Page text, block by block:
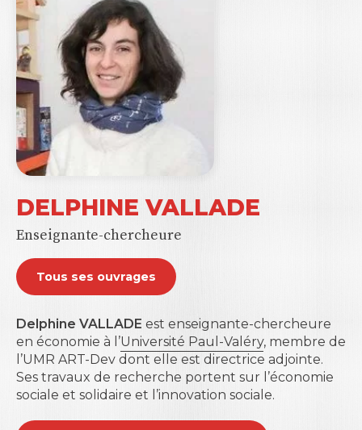
DELPHINE VALLADE
Enseignante-chercheure
Tous ses ouvrages
Delphine VALLADE est enseignante-chercheure
en économie à l’Université Paul-Valéry, membre de
l’UMR ART-Dev dont elle est directrice adjointe.
Ses travaux de recherche portent sur l’économie
sociale et solidaire et l’innovation sociale.